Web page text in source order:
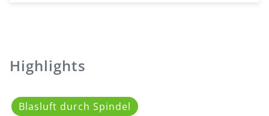
Highlights
Blasluft durch Spindel